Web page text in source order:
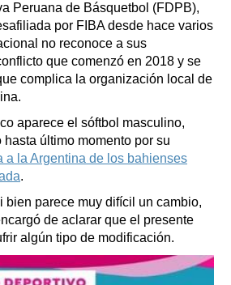
Peruana de Básquetbol (FDPB),
por FIBA desde hace varios
no reconoce a sus
que comenzó en 2018 y se
complica la organización local de
aparece el sóftbol masculino,
último momento por su
a la Argentina de los bahienses
.
bien parece muy difícil un cambio,
de aclarar que el presente
algún tipo de modificación.